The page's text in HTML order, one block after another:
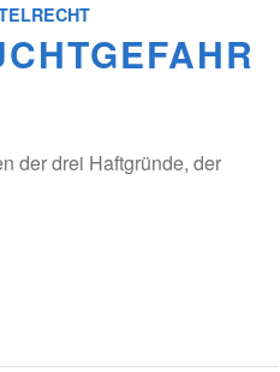
der drei Haftgründe, der